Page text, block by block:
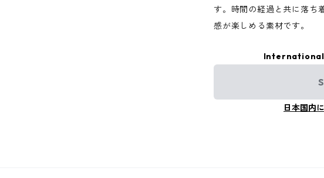
す。時間の経過と共に落ち
感が楽しめる素材です。
日本国内